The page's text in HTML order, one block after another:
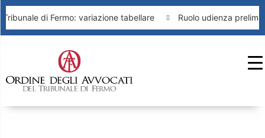
di Fermo: variazione tabellare Ruolo udienza